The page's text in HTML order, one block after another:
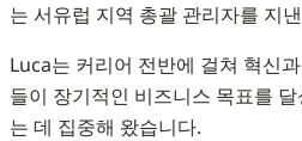
는 서유럽 지역 총괄 관리자를 지
Luca는 커리어 전반에 걸쳐 혁신
들이 장기적인 비즈니스 목표를
는 데 집중해 왔습니다.